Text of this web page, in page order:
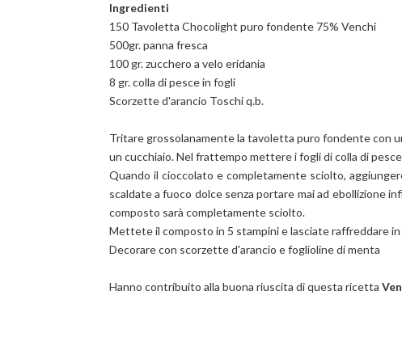
Ingredienti
150 Tavoletta Chocolight puro fondente 75% Venchi
500gr. panna fresca
100 gr. zucchero a velo eridania
8 gr. colla di pesce in fogli
Scorzette d'arancio Toschi q.b.
Tritare grossolanamente la tavoletta puro fondente con
un cucchiaio. Nel frattempo mettere i fogli di colla di
Quando il cioccolato e completamente sciolto,
scaldate a fuoco dolce senza portare mai ad ebollizione
composto sarà completamente sciolto.
Mettete il composto in 5 stampinie lasciate raffreddare
Decorare con scorzette d'arancio e foglioline di menta
Hanno contribuito alla buona riuscita di questa ricetta